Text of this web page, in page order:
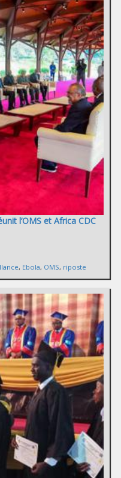
l’OMS et Africa CDC
, Ebola, OMS, riposte